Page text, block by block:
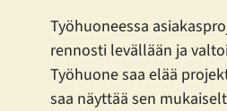
Työhuoneessa
rennosti levällään ja
Työhuone saa elää
saa näyttää sen